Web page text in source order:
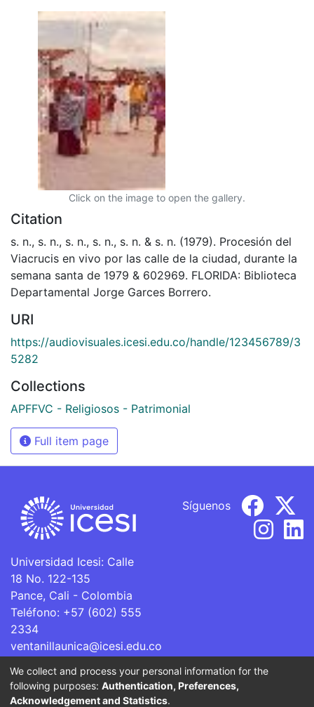
Click on the image to open the gallery.
Citation
s. n., s. n., s. n., s. n., s. n. & s. n. (1979). Procesión del
Viacrucis en vivo por las calle de la ciudad, durante la
semana santa de 1979 & 602969. FLORIDA: Biblioteca
Departamental Jorge Garces Borrero.
URI
https://audiovisuales.icesi.edu.co/handle/123456789/3
5282
Collections
APFFVC - Religiosos - Patrimonial
Full item page
Universidad Icesi: Calle
18 No. 122-135
Pance, Cali - Colombia
Teléfono: +57 (602) 555
2334
ventanillaunica@icesi.edu.co
Síguenos
La Universidad Icesi es una Institución de Educación
Superior que se encuentra sujeta a inspección y vigilancia
We collect and process your personal information for the
following purposes: Authentication, Preferences,
Acknowledgement and Statistics.